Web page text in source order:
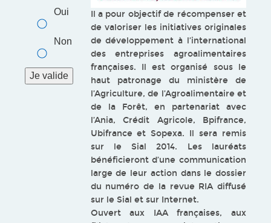
Oui
Non
Il a pour objectif de récompenser et
de valoriser les initiatives originales
de développement à l’international
des entreprises agroalimentaires
françaises. Il est organisé sous le
haut patronage du ministère de
l’Agriculture, de l’Agroalimentaire et
de la Forêt, en partenariat avec
l’Ania, Crédit Agricole, Bpifrance,
Ubifrance et Sopexa. Il sera remis
sur le Sial 2014. Les lauréats
bénéficieront d’une communication
large de leur action dans le dossier
du numéro de la revue RIA diffusé
sur le Sial et sur Internet.
Ouvert aux IAA françaises, aux